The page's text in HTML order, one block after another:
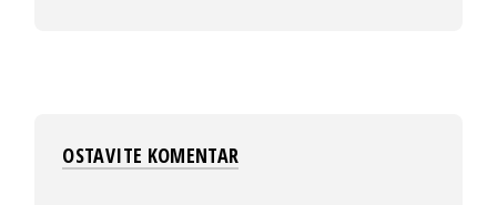
OSTAVITE KOMENTAR